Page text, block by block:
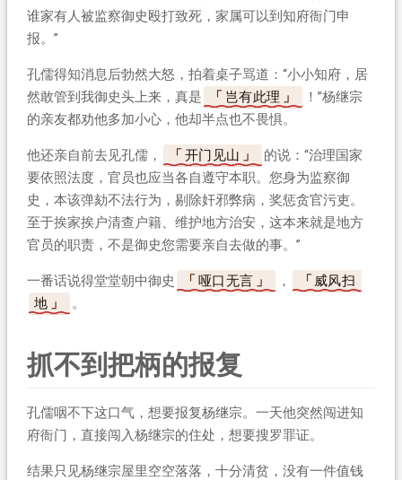
谁家有人被监察御史殴打致死，家属可以到知府衙门申
报。”
孔儒得知消息后勃然大怒，拍着桌子骂道：“小小知府，居
然敢管到我御史头上来，真是
岂有此理
！”杨继宗
的亲友都劝他多加小心，他却半点也不畏惧。
他还亲自前去见孔儒， 开门见山
的说：“治理国家
要依照法度，官员也应当各自遵守本职。您身为监察御
史，本该弹劾不法行为，剔除奸邪弊病，奖惩贪官污吏。
至于挨家挨户清查户籍、维护地方治安，这本来就是地方
官员的职责，不是御史您需要亲自去做的事。”
一番话说得堂堂朝中御史 哑口无言 ，
威风扫
地
。
抓不到把柄的报复
孔儒咽不下这口气，想要报复杨继宗。一天他突然闯进知
府衙门，直接闯入杨继宗的住处，想要搜罗罪证。
结果只见杨继宗屋里空空落落，十分清贫，没有一件值钱